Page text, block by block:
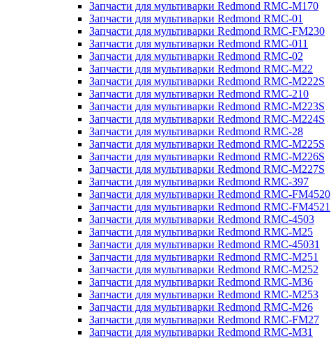
Запчасти для мультиварки Redmond RMC-M170
Запчасти для мультиварки Redmond RMC-01
Запчасти для мультиварки Redmond RMC-FM230
Запчасти для мультиварки Redmond RMC-011
Запчасти для мультиварки Redmond RMC-02
Запчасти для мультиварки Redmond RMC-M22
Запчасти для мультиварки Redmond RMC-M222S
Запчасти для мультиварки Redmond RMC-210
Запчасти для мультиварки Redmond RMC-M223S
Запчасти для мультиварки Redmond RMC-M224S
Запчасти для мультиварки Redmond RMC-28
Запчасти для мультиварки Redmond RMC-M225S
Запчасти для мультиварки Redmond RMC-M226S
Запчасти для мультиварки Redmond RMC-M227S
Запчасти для мультиварки Redmond RMC-397
Запчасти для мультиварки Redmond RMC-FM4520
Запчасти для мультиварки Redmond RMC-FM4521
Запчасти для мультиварки Redmond RMC-4503
Запчасти для мультиварки Redmond RMC-M25
Запчасти для мультиварки Redmond RMC-45031
Запчасти для мультиварки Redmond RMC-M251
Запчасти для мультиварки Redmond RMC-M252
Запчасти для мультиварки Redmond RMC-M36
Запчасти для мультиварки Redmond RMC-M253
Запчасти для мультиварки Redmond RMC-M26
Запчасти для мультиварки Redmond RMC-FM27
Запчасти для мультиварки Redmond RMC-M31